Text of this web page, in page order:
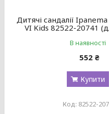
Дитячі сандалії
VI Kids 82522-20741
В наявності
552 ₴
Купити
82522-